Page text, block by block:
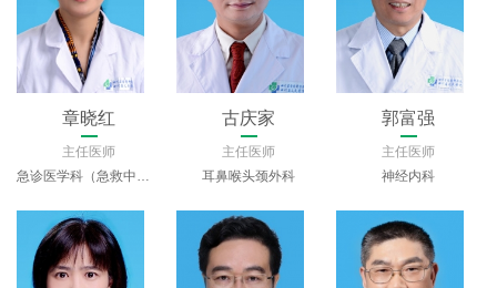
樊建刚
主任医师
耳鼻喉头颈外科
李静
主任医师
黄晓波
主任医师
重症医学中心